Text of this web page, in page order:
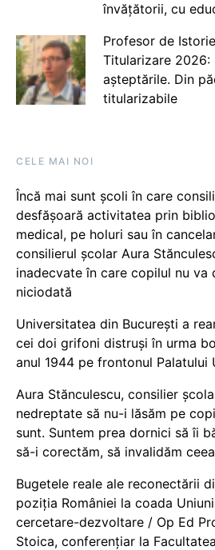
învățătorii, cu
Profesor de
Titularizare 2026:
așteptările. Din
titularizabile
CELE MAI NOI
Încă mai sunt școli în care
desfășoară activitatea prin
medical, pe holuri sau în
consilierul școlar Aura
inadecvate în care copilul nu va
niciodată
Universitatea din București a
cei doi grifoni distruși în urma
anul 1944 pe frontonul Palatului
Aura Stănculescu, consilier
nedreptate să nu-i lăsăm pe
sunt. Suntem prea dornici să îi
să-i corectăm, să invalidăm
Bugetele reale ale reconectării
poziția României la coada
cercetare-dezvoltare / Op Ed
Stoica, conferențiar la